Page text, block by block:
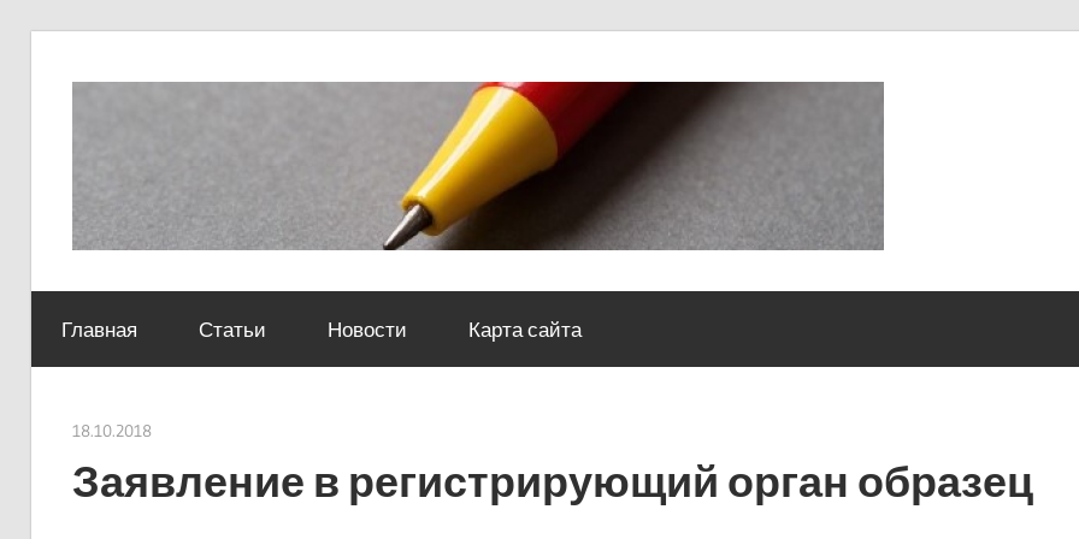
юридический
центр
Главная Статьи Новости Карта сайта
18.10.2018Евгений Георгиевич
Заявление в регистрирующий орган образец